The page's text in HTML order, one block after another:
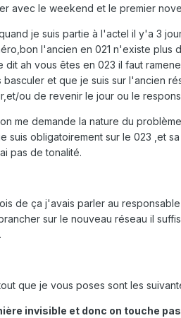
avec le weekend et le premier
je suis partie à l'actel il y'a 3
l'ancien en 021 n'existe
dit ah vous êtes en 023 il faut
et que je suis sur l'ancien
ou de revenir le jour ou le
me demande la nature du
suis obligatoirement sur le 023 ,et
pas de tonalité.
de ça j'avais parler au
sur le nouveau réseau il
que je vous poses sont les
invisible et donc on touche